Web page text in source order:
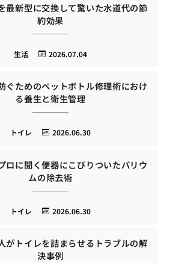
最新型に交換して驚いた水道代の節
約効果
2026.07.04
生活
ぐためのペットボトル修理術におけ
る養生と衛生管理
2026.06.30
トイレ
ロに聞く便器にこびりついたバリウ
ムの除去術
2026.06.30
トイレ
がトイレを詰まらせるトラブルの解
決事例